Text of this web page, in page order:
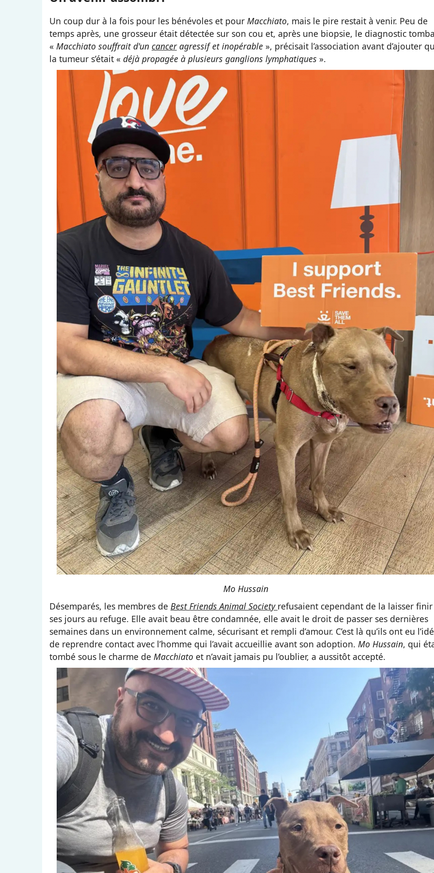
Un coup dur à la fois pour les bénévoles et pour Macchiato, mais le pire restait à venir. Peu de
temps après, une grosseur était détectée sur son cou et, après une biopsie, le diagnostic
« Macchiato souffrait d'un canceragressif et inopérable », précisait l’association avant d’ajouter
la tumeur s’était « déjà propagée à plusieurs ganglions lymphatiques ».
Mo Hussain
Désemparés, les membres de Best Friends Animal Society refusaient cependant de la laisser finir
ses jours au refuge. Elle avait beau être condamnée, elle avait le droit de passer ses dernières
semaines dans un environnement calme, sécurisant et rempli d’amour. C’est là qu’ils ont eu
de reprendre contact avec l’homme qui l’avait accueillie avant son adoption. Mo Hussain, qui
tombé sous le charme de Macchiato et n’avait jamais pu l’oublier, a aussitôt accepté.